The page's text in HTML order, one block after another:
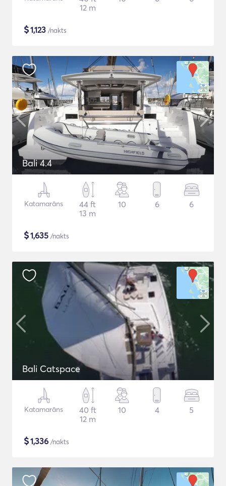
12 m
$1,123 /nakts
Bali 4.4
Katamarāns
44 ft
13 m
10 6 6
$1,635 /nakts
Bali Catspace
Katamarāns
40 ft
12 m
10 4 5
$1,336 /nakts